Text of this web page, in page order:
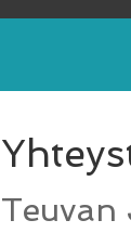
Teuvan